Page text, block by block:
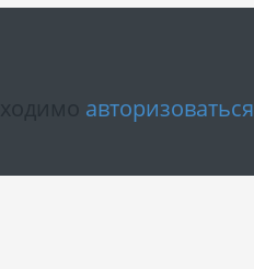
авторизоваться